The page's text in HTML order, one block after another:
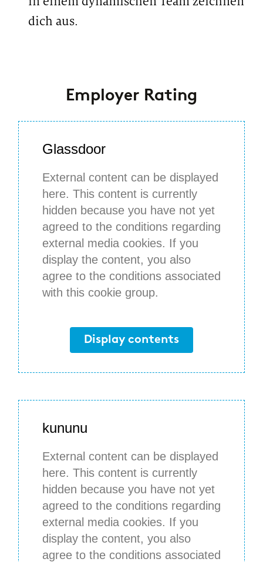
dich aus.
Employer Rating
Glassdoor
External content can be displayed
here. This content is currently
hidden because you have not yet
agreed to the conditions regarding
external media cookies. If you
display the content, you also
agree to the conditions associated
with this cookie group.
Display contents
kununu
External content can be displayed
here. This content is currently
hidden because you have not yet
agreed to the conditions regarding
external media cookies. If you
display the content, you also
agree to the conditions associated